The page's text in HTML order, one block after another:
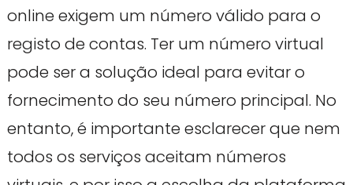
online exigem um número válido para o
registo de contas. Ter um número virtual
pode ser a solução ideal para evitar o
fornecimento do seu número principal. No
entanto, é importante esclarecer que nem
todos os serviços aceitam números